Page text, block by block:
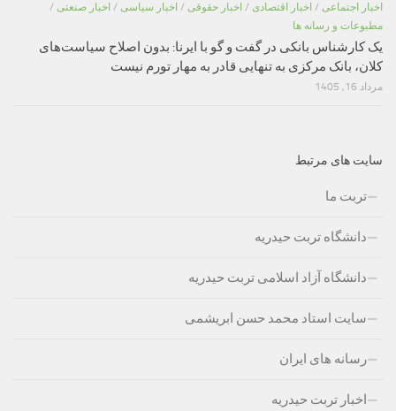
اخبار اجتماعی / اخبار اقتصادی / اخبار حقوقی / اخبار سیاسی / اخبار صنعتی /
مطبوعات و رسانه ها
یک کارشناس بانکی در گفت و گو با ایرنا: بدون اصلاح سیاست‌های
کلان، بانک مرکزی به تنهایی قادر به مهار تورم نیست
مرداد 16, 1405
سایت های مرتبط
تربت ما
دانشگاه تربت حیدریه
دانشگاه آزاد اسلامی تربت حیدریه
سایت استاد محمد حسن ابریشمی
رسانه های ایران
اخبار تربت حیدریه